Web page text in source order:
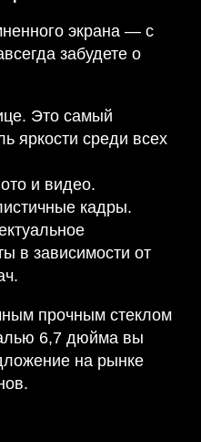
экрана — с
забудете о
Это самый
яркости среди всех
и видео.
кадры.
в зависимости от
прочным стеклом
6,7 дюйма вы
на рынке